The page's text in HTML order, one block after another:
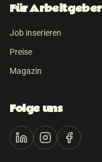
Für Arbeitgeber
Job inserieren
Preise
Magazin
Folge uns